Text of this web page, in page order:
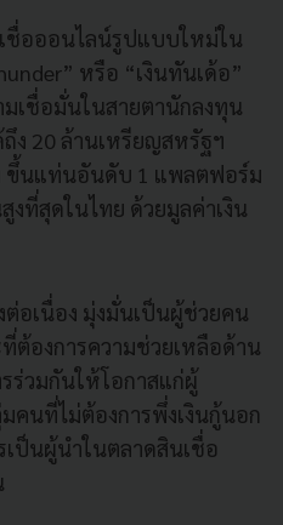
เชื่อออนไลน์รูปแบบใหม่ใน
หรือ “เงินทันเด้อ”
เชื่อมั่นในสายตานักลงทุน
ถึง 20 ล้านเหรียญสหรัฐฯ
ขึ้นแท่นอันดับ 1 แพลตฟอร์ม
งที่สุดในไทย ด้วยมูลค่าเงิน
อเนื่อง มุ่งมั่นเป็นผู้ช่วยคน
ต้องการความช่วยเหลือด้าน
ร่วมกันให้โอกาสแก่ผู้
คนที่ไม่ต้องการพึ่งเงินกู้นอก
ป็นผู้นำในตลาดสินเชื่อ